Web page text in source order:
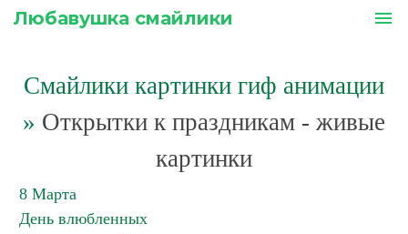
Любавушка смайлики menu
Смайлики картинки гиф анимации
» Открытки к праздникам - живые
картинки
8 Марта
День влюбленных